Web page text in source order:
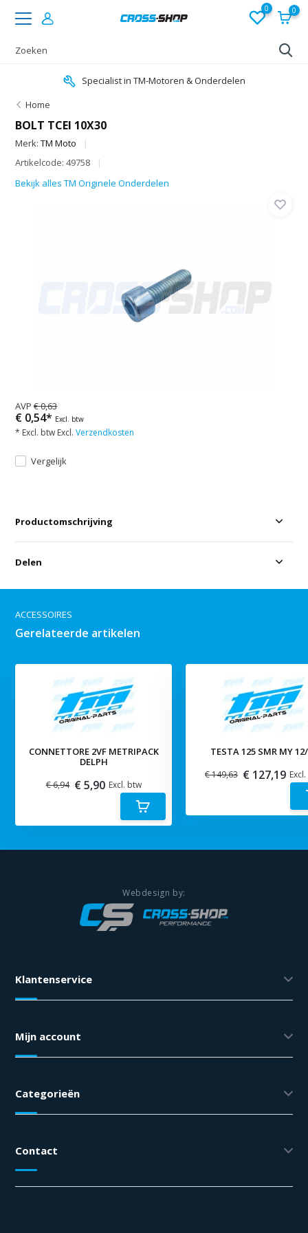
0 0
Specialist in TM-Motoren & Onderdelen
Home
BOLT TCEI 10X30
Merk:TM Moto
Artikelcode: 49758
Bekijk alles TM Originele Onderdelen
AVP€ 0,63
€ 0,54* Excl. btw
* Excl. btw Excl.Verzendkosten
Vergelijk
Productomschrijving
Delen
ACCESSOIRES
Gerelateerde artikelen
CONNETTORE 2VF METRIPACK
DELPH
€ 6,94 € 5,90 Excl. btw
TESTA 125 SMR MY
€ 149,63 € 127,19
Klantenservice
Mijn account
Categorieën
Contact